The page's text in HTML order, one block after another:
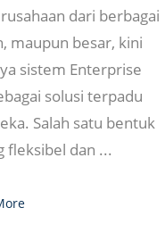
dari berbagai
maupun besar, kini
sistem Enterprise
solusi terpadu
Salah satu bentuk
fleksibel dan ...